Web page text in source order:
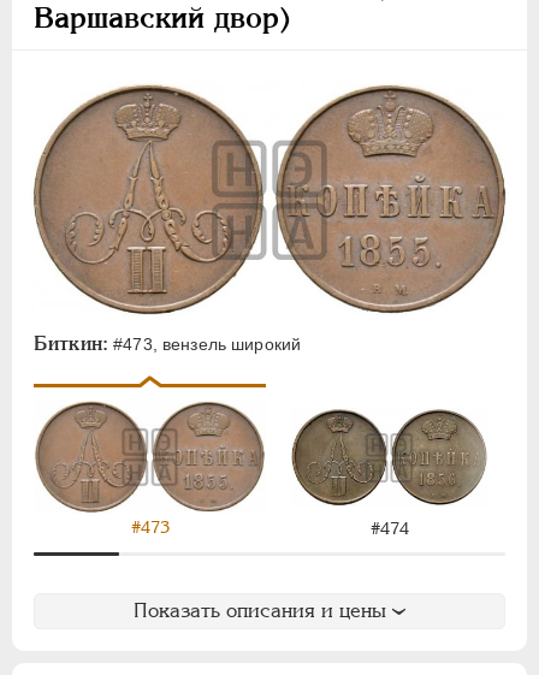
Варшавский двор)
Биткин: #473, вензель широкий
#473 #474
Показать описания и цены